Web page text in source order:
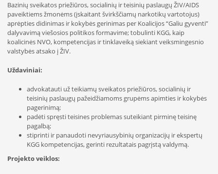
Bazinių sveikatos priežiūros, socialinių ir teisinių paslaugų ŽIV/AIDS
paveiktiems žmonėms (įskaitant švirkščiamų narkotikų vartotojus)
aprėpties didinimas ir kokybės gerinimas per Koalicijos “Galiu gyventi”
dalyvavimą viešosios politikos formavime; tobulinti KGG, kaip
koalicinės NVO, kompetencijas ir tinklaveiką siekiant veiksmingesnio
valstybės atsako į ŽIV.
Uždaviniai:
advokatauti už teikiamų sveikatos priežiūros, socialinių ir
teisinių paslaugų pažeidžiamoms grupėms apimties ir kokybės
pagerinimą;
padėti spręsti teisines problemas suteikiant pirminę teisinę
pagalbą;
stiprinti ir panaudoti nevyriausybinių organizacijų ir ekspertų
KGG kompetencijas, gerinti rezultatais pagrįstą valdymą.
Projekto veiklos: